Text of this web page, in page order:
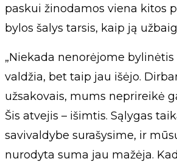
paskui žinodamos viena kitos
bylos šalys tarsis, kaip ją
„Niekada nenorėjome bylinėtis
valdžia, bet taip jau išėjo.
užsakovais, mums neprireikė
Šis atvejis – išimtis. Sąlygas
savivaldybe surašysime, ir
nurodyta suma jau mažėja.